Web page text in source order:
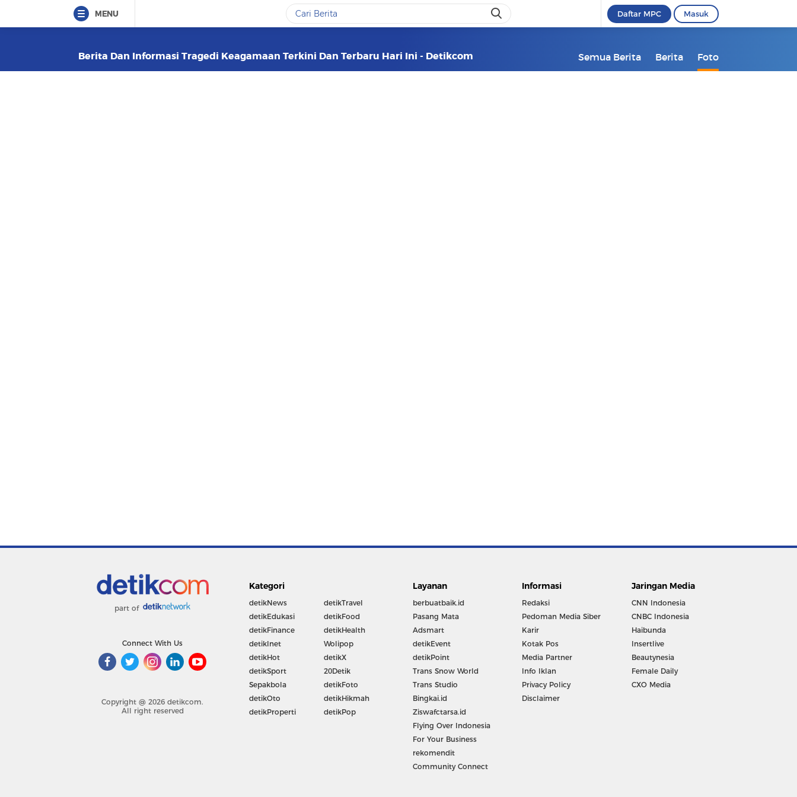
MENU Daftar MPC Masuk
Berita Dan Informasi Tragedi Keagamaan Terkini Dan Terbaru Hari Ini - Detikcom Semua Berita Berita Foto
part of
Connect With Us
Copyright @ 2026 detikcom.
All right reserved
Kategori
detikNews
detikEdukasi
detikFinance
detikInet
detikHot
detikSport
Sepakbola
detikOto
detikProperti
detikTravel
detikFood
detikHealth
Wolipop
detikX
20Detik
detikFoto
detikHikmah
detikPop
Layanan
berbuatbaik.id
Pasang Mata
Adsmart
detikEvent
detikPoint
Trans Snow World
Trans Studio
Bingkai.id
Ziswafctarsa.id
Flying Over Indonesia
For Your Business
rekomendit
Community Connect
Informasi
Redaksi
Pedoman Media Siber
Karir
Kotak Pos
Media Partner
Info Iklan
Privacy Policy
Disclaimer
Jaringan Media
CNN Indonesia
CNBC Indonesia
Haibunda
Insertlive
Beautynesia
Female Daily
CXO Media